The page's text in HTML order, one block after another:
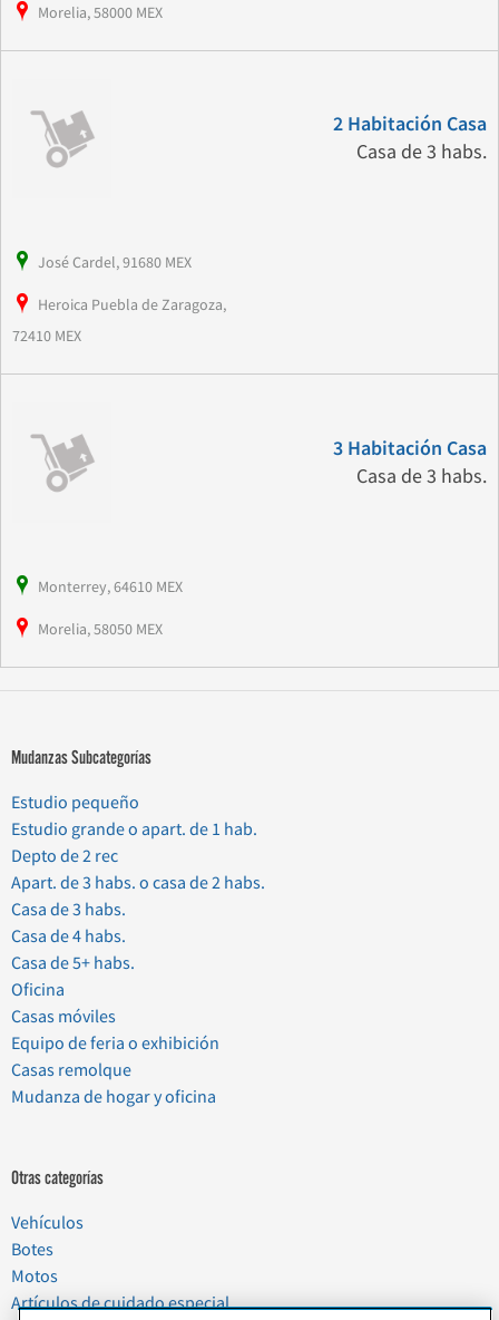
Morelia, 58000 MEX
2 Habitación Casa
Casa de 3 habs.
José Cardel, 91680 MEX
Heroica Puebla de Zaragoza,
72410 MEX
3 Habitación Casa
Casa de 3 habs.
Monterrey, 64610 MEX
Morelia, 58050 MEX
Mudanzas Subcategorías
Estudio pequeño
Estudio grande o apart. de 1 hab.
Depto de 2 rec
Apart. de 3 habs. o casa de 2 habs.
Casa de 3 habs.
Casa de 4 habs.
Casa de 5+ habs.
Oficina
Casas móviles
Equipo de feria o exhibición
Casas remolque
Mudanza de hogar y oficina
Otras categorías
Vehículos
Botes
Motos
Artículos de cuidado especial